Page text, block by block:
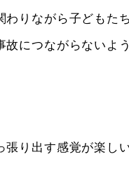
わりながら子どもた
故につながらないよ
り出す感覚が楽し